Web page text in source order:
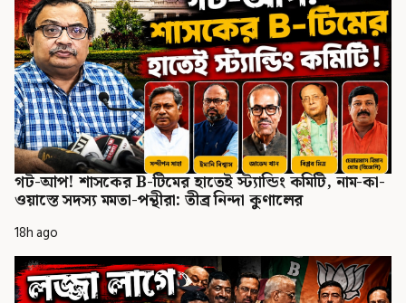
গট-আপ! শাসকের B-টিমের হাতেই স্ট্যান্ডিং কমিটি, নাম-কা-
ওয়াস্তে সদস্য মমতা-পন্থীরা: তীব্র নিন্দা কুণালের
18h ago